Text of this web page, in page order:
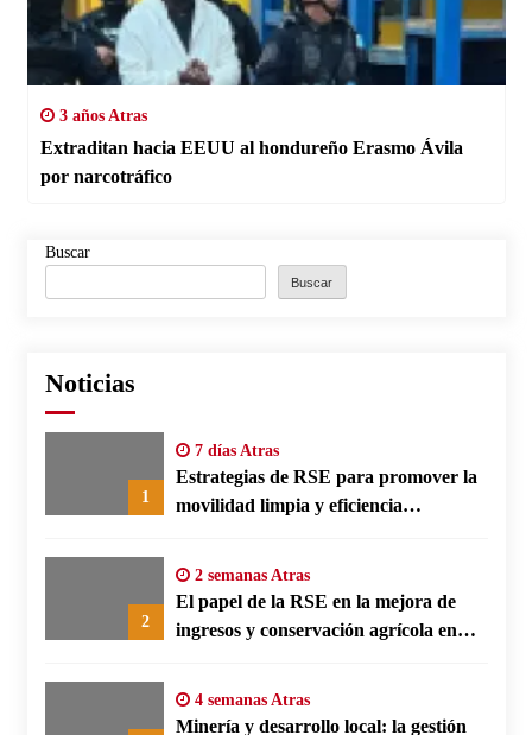
3 años Atras
Extraditan hacia EEUU al hondureño Erasmo Ávila
por narcotráfico
Buscar
Buscar
Noticias
1
7 días Atras
Estrategias de RSE para promover la
movilidad limpia y eficiencia
2
2 semanas Atras
El papel de la RSE en la mejora de
ingresos y conservación agrícola en
4 semanas Atras
Minería y desarrollo local: la gestión